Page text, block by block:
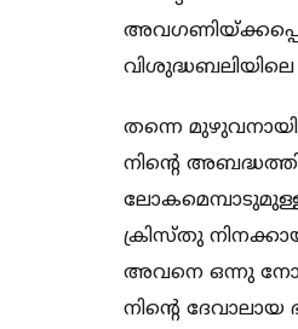
തന്നെ
നിൻ്റെ
ക്രിസ്തു
അവനെ ഒന്നു
നിൻ്റെ